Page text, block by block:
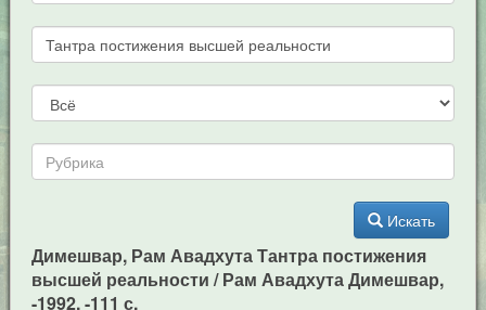
Искать
Димешвар, Рам Авадхута Тантра постижения
высшей реальности / Рам Авадхута Димешвар,
-1992. -111 с.